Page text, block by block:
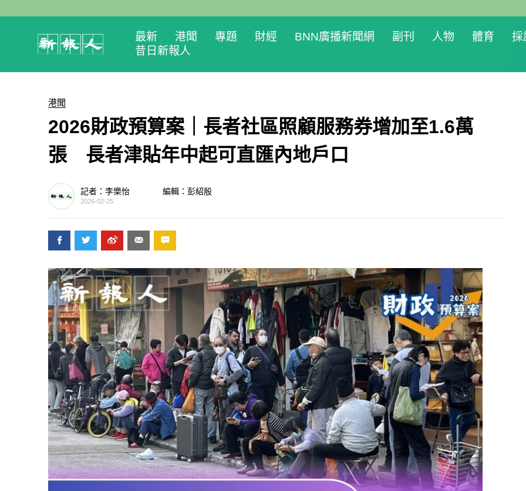
最新 港聞 專題 財經 BNN廣播新聞網 副刊 人物 體育 採
昔日新報人
港聞
2026財政預算案｜長者社區照顧服務券增加至1.6萬
張 長者津貼年中起可直匯內地戶口
記者：李樂怡 編輯：彭紹殷
2026-02-25